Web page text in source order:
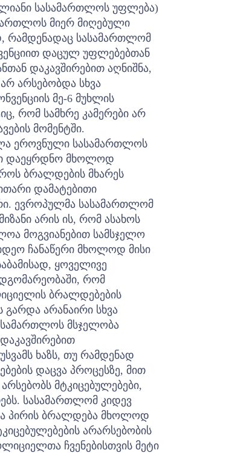
სასამართლოს უფლება)
მიერ მიღებული
რამდენადაც სასამართლომ
დაცულ უფლებებთან
დაკავშირებით აღნიშნა,
არსებობდა სხვა
მე-6 მუხლის
რომ სამხრე კამერები არ
მომენტში.
ეროვნული სასამართლოს
დაეყრდნო მხოლოდ
ბრალდების მხარეს
დამატებითი
ევროპულმა სასამართლომ
არის ის, რომ ასახოს
მოგვიანებით სამსჯელო
ჩანაწერი მხოლოდ მისი
ყოველივე
რომ
ბრალდებების
არანაირი სხვა
მსჯელობა
ხაზს, თუ რამდენად
დაცვა პროცესზე, მით
მტკიცებულებები,
სასამართლომ კიდევ
პირის ბრალდება მხოლოდ
არარსებობის
ჩვენებისთვის მეტი